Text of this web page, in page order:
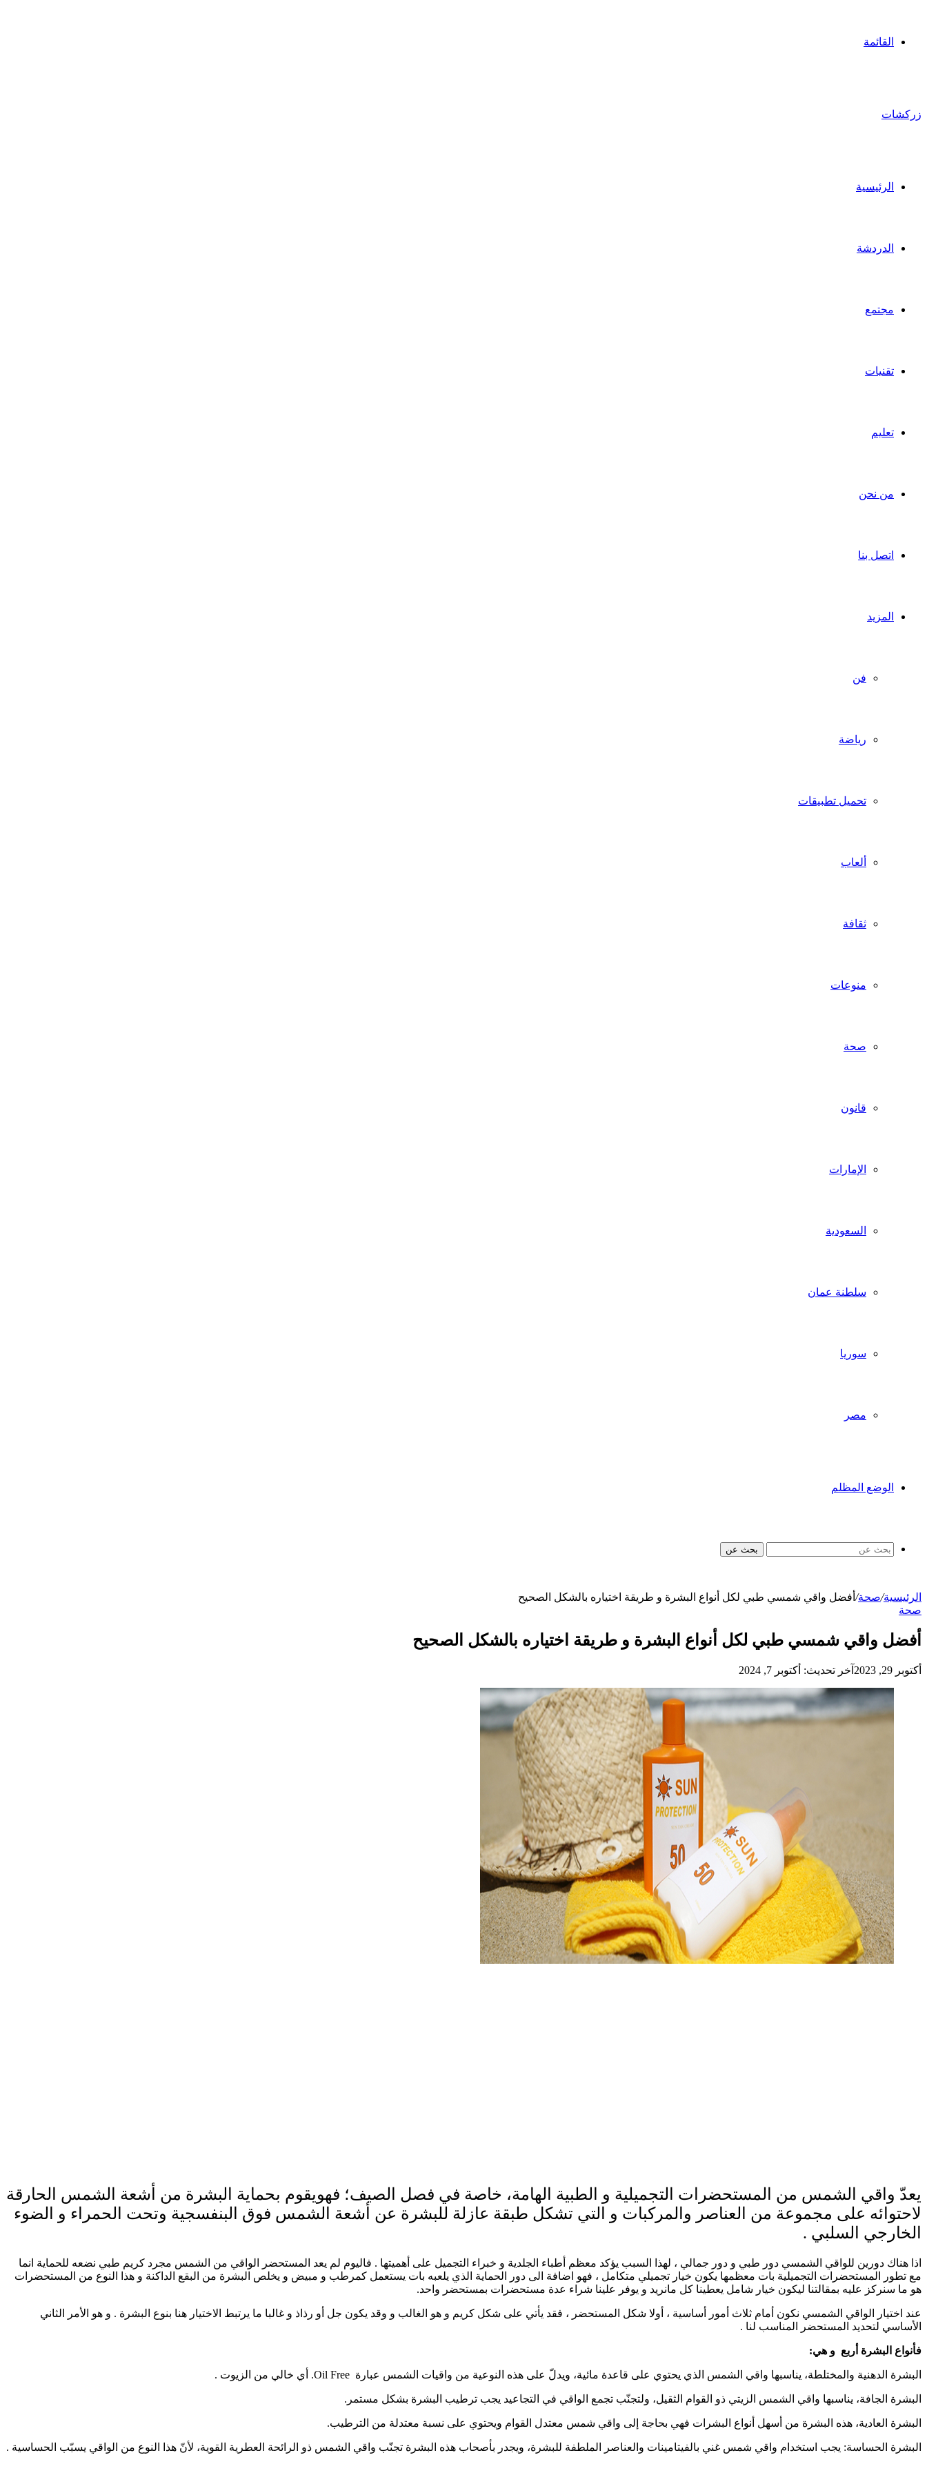
القائمة
زركشات
الرئيسية
الدردشة
مجتمع
تقنيات
تعليم
من نحن
اتصل بنا
المزيد
فن
رياضة
تحميل تطبيقات
ألعاب
ثقافة
منوعات
صحة
قانون
الإمارات
السعودية
سلطنة عمان
سوريا
مصر
الوضع المظلم
بحث عن
الرئيسية/صحة/ أفضل واقي شمسي طبي لكل أنواع البشرة و طريقة اختياره بالشكل الصحيح
صحة
أفضل واقي شمسي طبي لكل أنواع البشرة و طريقة اختياره بالشكل الصحيح
أكتوبر 29, 2023 آخر تحديث: أكتوبر 7, 2024
يعدّ واقي الشمس من المستحضرات التجميلية و الطبية الهامة، خاصة في فصل الصيف؛ فهويقوم بحماية البشرة من أشعة الشمس الحارقة
لاحتوائه على مجموعة من العناصر والمركبات و التي تشكل طبقة عازلة للبشرة عن أشعة الشمس فوق البنفسجية وتحت الحمراء و الضوء
الخارجي السلبي .
اذا هناك دورين للواقي الشمسي دور طبي و دور جمالي ، لهذا السبب يؤكد معظم أطباء الجلدية و خبراء التجميل على أهميتها . فاليوم لم يعد المستحضر الواقي من الشمس مجرد كريم طبي نضعه للحماية انما
مع تطور المستحضرات التجميلية بات معظمها يكون خيار تجميلي متكامل ، فهو اضافة الى دور الحماية الذي يلعبه بات يستعمل كمرطب و مبيض و يخلص البشرة من البقع الداكنة و هذا النوع من المستحضرات
هو ما سنركز عليه بمقالتنا ليكون خيار شامل يعطينا كل مانريد و يوفر علينا شراء عدة مستحضرات بمستحضر واحد.
عند اختيار الواقي الشمسي نكون أمام ثلاث أمور أساسية ، أولا شكل المستحضر ، فقد يأتي على شكل كريم و هو الغالب و وقد يكون جل أو رذاذ و غالبا ما يرتبط الاختيار هنا بنوع البشرة . و هو الأمر الثاني
الأساسي لتحديد المستحضر المناسب لنا .
فأنواع البشرة أربع و هي:
البشرة الدهنية والمختلطة، يناسبها واقي الشمس الذي يحتوي على قاعدة مائية، ويدلّ على هذه النوعية من واقيات الشمس عبارة Oil Free. أي خالي من الزيوت .
البشرة الجافة، يناسبها واقي الشمس الزيتي ذو القوام الثقيل، ولتجنّب تجمع الواقي في التجاعيد يجب ترطيب البشرة بشكل مستمر.
البشرة العادية، هذه البشرة من أسهل أنواع البشرات فهي بحاجة إلى واقي شمس معتدل القوام ويحتوي على نسبة معتدلة من الترطيب.
البشرة الحساسة: يجب استخدام واقي شمس غني بالفيتامينات والعناصر الملطفة للبشرة، ويجدر بأصحاب هذه البشرة تجنّب واقي الشمس ذو الرائحة العطرية القوية، لأنّ هذا النوع من الواقي يسبّب الحساسية .